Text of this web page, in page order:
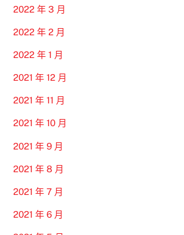
2022 年 3 月
2022 年 2 月
2022 年 1 月
2021 年 12 月
2021 年 11 月
2021 年 10 月
2021 年 9 月
2021 年 8 月
2021 年 7 月
2021 年 6 月